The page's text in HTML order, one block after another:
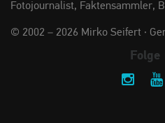
Fotojournalist, Faktensammler,
© 2002 – 2026 Mirko Seifert ·